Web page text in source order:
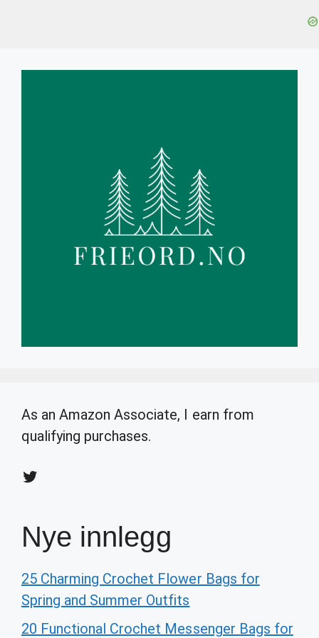
As an Amazon Associate, I earn from
qualifying purchases.
Twitter
Nye innlegg
25 Charming Crochet Flower Bags for
Spring and Summer Outfits
20 Functional Crochet Messenger Bags for